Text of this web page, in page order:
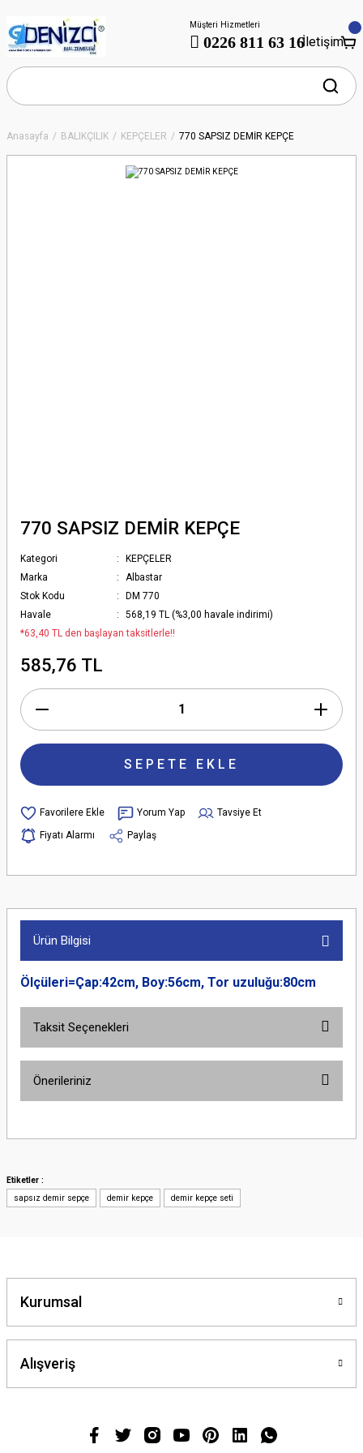
Müşteri Hizmetleri
0226 811 63 16İletişim
Anasayfa BALIKÇILIK KEPÇELER 770 SAPSIZ DEMİR KEPÇE
770 SAPSIZ DEMİR KEPÇE
Kategori
KEPÇELER
Marka
Albastar
Stok Kodu
DM 770
Havale
568,19 TL (%3,00 havale indirimi)
*63,40 TL den başlayan taksitlerle!!
585,76 TL
SEPETE EKLE
Yorum Yap
Tavsiye Et
Fiyatı Alarmı
Paylaş
Ürün Bilgisi
Ölçüleri=Çap:42cm, Boy:56cm, Tor uzuluğu:80cm
Taksit Seçenekleri
Önerileriniz
Ürün resmi kalitesiz, bozuk veya görüntülenemiyor.
Ürün fiyatı diğer sitelerden daha pahalı.
Bu ürüne benzer farklı alternatifler olmalı.
Etiketler :
sapsız demir sepçe
demir kepçe demir kepçe seti
Kurumsal
Alışveriş